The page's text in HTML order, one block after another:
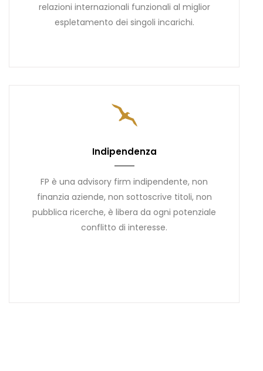
relazioni internazionali funzionali al miglior
espletamento dei singoli incarichi.
Indipendenza
FP è una advisory firm indipendente, non
finanzia aziende, non sottoscrive titoli, non
pubblica ricerche, è libera da ogni potenziale
conflitto di interesse.